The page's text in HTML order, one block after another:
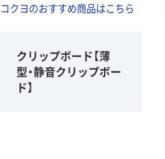
コクヨのおすすめ商品はこちら
クリップボード【薄
型・静音クリップボー
ド】